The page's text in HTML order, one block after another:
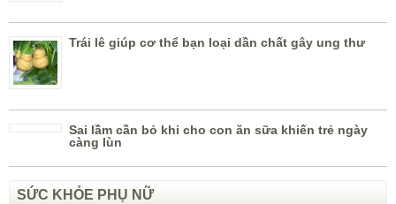
Trái lê giúp cơ thể bạn loại dần chất gây ung thư
Sai lầm cần bỏ khi cho con ăn sữa khiến trẻ ngày
càng lùn
SỨC KHỎE PHỤ NỮ